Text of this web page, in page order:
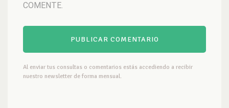
COMENTE.
Al enviar tus consultas o comentarios estás accediendo a recibir
nuestro newsletter de forma mensual.